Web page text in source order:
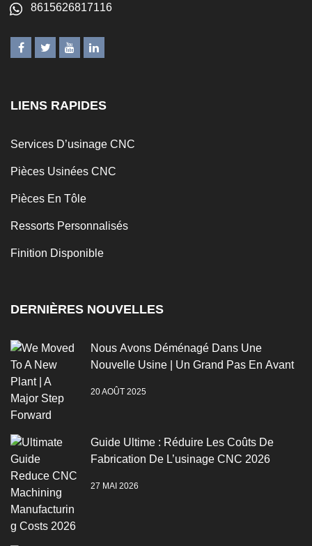
8615626817116
LIENS RAPIDES
Services D’usinage CNC
Pièces Usinées CNC
Pièces En Tôle
Ressorts Personnalisés
Finition Disponible
DERNIÈRES NOUVELLES
Nous Avons Déménagé Dans Une
Nouvelle Usine | Un Grand Pas En Avant
20 AOÛT 2025
Guide Ultime : Réduire Les Coûts De
Fabrication De L’usinage CNC 2026
27 MAI 2026